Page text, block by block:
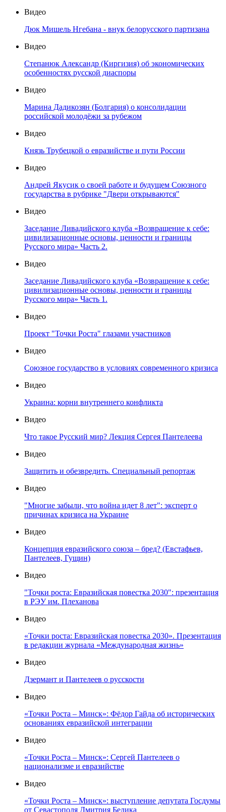
Видео
Дюк Мишель Нгебана - внук белорусского партизана
Видео
Степанюк Александр (Киргизия) об экономических
особенностях русской диаспоры
Видео
Марина Дадикозян (Болгария) о консолидации
российской молодёжи за рубежом
Видео
Князь Трубецкой о евразийстве и пути России
Видео
Андрей Якусик о своей работе и будущем Союзного
государства в рубрике "Двери открываются"
Видео
Заседание Ливадийского клуба «Возвращение к себе:
цивилизационные основы, ценности и границы
Русского мира» Часть 2.
Видео
Заседание Ливадийского клуба «Возвращение к себе:
цивилизационные основы, ценности и границы
Русского мира» Часть 1.
Видео
Проект "Точки Роста" глазами участников
Видео
Союзное государство в условиях современного кризиса
Видео
Украина: корни внутреннего конфликта
Видео
Что такое Русский мир? Лекция Сергея Пантелеева
Видео
Защитить и обезвредить. Специальный репортаж
Видео
"Многие забыли, что война идет 8 лет": эксперт о
причинах кризиса на Украине
Видео
Концепция евразийского союза – бред? (Евстафьев,
Пантелеев, Гущин)
Видео
"Точки роста: Евразийская повестка 2030": презентация
в РЭУ им. Плеханова
Видео
«Точки роста: Евразийская повестка 2030». Презентация
в редакции журнала «Международная жизнь»
Видео
Дзермант и Пантелеев о русскости
Видео
«Точки Роста – Минск»: Фёдор Гайда об исторических
основаниях евразийской интеграции
Видео
«Точки Роста – Минск»: Сергей Пантелеев о
национализме и евразийстве
Видео
«Точки Роста – Минск»: выступление депутата Госдумы
от Севастополя Дмитрия Белика